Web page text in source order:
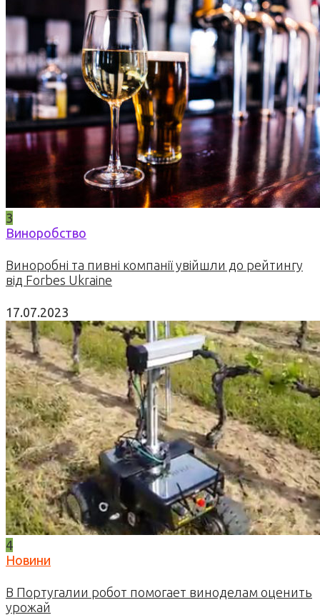
3
Виноробство
Виноробні та пивні компанії увійшли до рейтингу
від Forbes Ukraine
17.07.2023
4
Новини
В Португалии робот помогает виноделам оценить
урожай